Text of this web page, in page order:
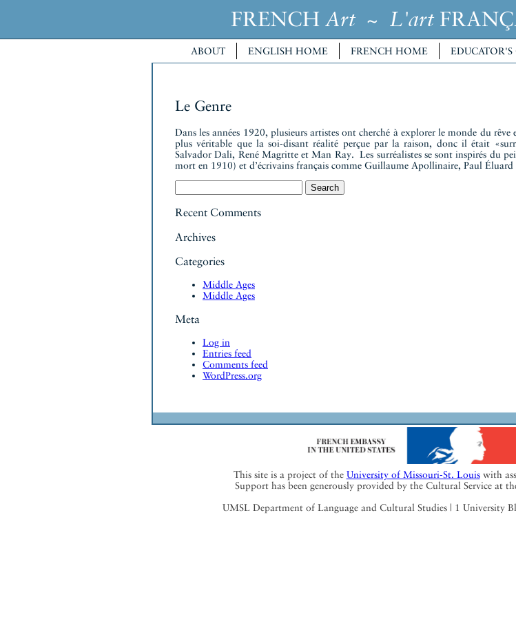
FRENCH Art~ L'art
ABOUT ENGLISH HOME FRENCH HOME EDUCATOR'S
Le Genre
Dans les années 1920, plusieurs artistes ont cherché à explorer le monde du
plus véritable que la soi-disant réalité perçue par la raison, donc il était
Salvador Dali, René Magritte et Man Ray. Les surréalistes se sont inspirés du
mort en 1910) et d’écrivains français comme Guillaume Apollinaire, Paul
for:
Recent Comments
Archives
Categories
Middle Ages
Middle Ages
Meta
Log in
Entries feed
Comments feed
WordPress.org
This site is a project of the University of Missouri-St. Louiswith
Support has been generously provided by the Cultural Service at
UMSL Department of Language and Cultural Studies | 1 University